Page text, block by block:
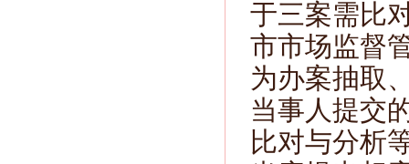
于三案需比
市市场监督
为办案抽取
当事人提交
比对与分析